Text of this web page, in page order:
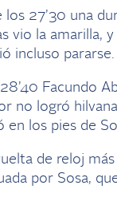
los 27’30 una
vio la amarilla,
incluso pararse.
Facundo
no logró
en los pies de
de reloj
por Sosa,